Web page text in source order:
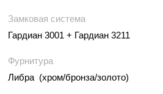
Замковая система
Гардиан 3001 + Гардиан 3211
Фурнитура
Либра (хром/бронза/золото)